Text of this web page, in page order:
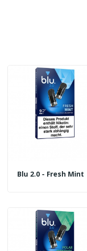
Blu 2.0 - Fresh Mint